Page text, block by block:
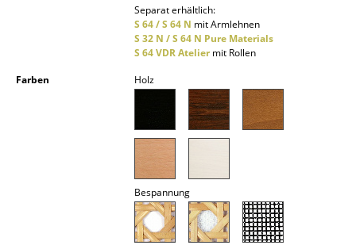
Separat erhältlich:
S 64 / S 64 N mit Armlehnen
S 32 N / S 64 N Pure Materials
S 64 VDR Ateliermit Rollen
Farben
Holz
Bespannung